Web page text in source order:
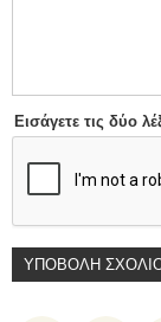
Εισάγετε τις δύο